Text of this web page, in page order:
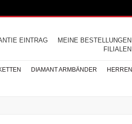
MEINE BESTELLUNGEN
EINTRAG
FILIALEN
DIAMANT ARMBÄNDER HERREN